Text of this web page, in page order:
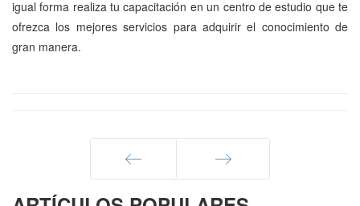
igual forma realiza tu capacitación en un centro de estudio que te
ofrezca los mejores servicios para adquirir el conocimiento de
gran manera.
Anterior Siguiente